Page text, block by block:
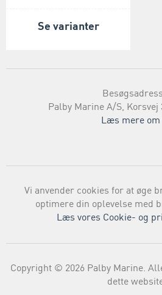
Se varianter
Palby Marine A/S, Korsvej
Læs mere om
Vi anvender cookies for at øge
optimere din oplevelse med
Læs vores Cookie- og
Copyright © 2026 Palby Marine.
dette